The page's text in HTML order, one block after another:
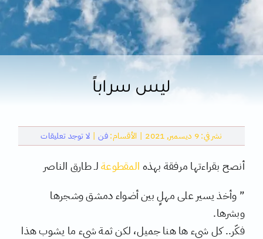
متفرقات
ليس سراباً
نشر في: 9 ديسمبر, 2021 | الأقسام:فن | لا توجد تعليقاتon
ليس
أنصح بقراءتها مرفقة بهذه المقطوعةلـ طارق الناصر
” وأخذ يسير على مهلٍ بين أضواء دمشق وشجرها
وبشرها.
فكّر.. كل شيء ها هنا جميل، لكن ثمة شيء ما يشوب هذا